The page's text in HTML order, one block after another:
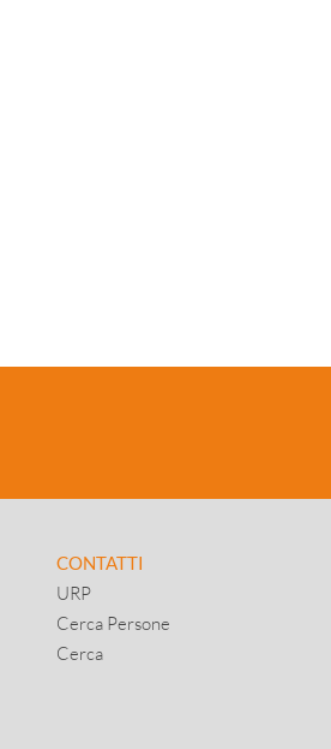
CONTATTI
URP
Cerca Persone
Cerca